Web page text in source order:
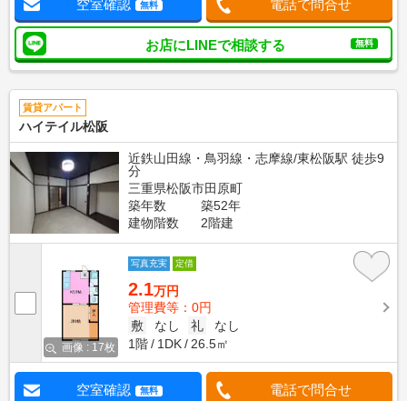
空室確認 無料 電話で問合せ
お店にLINEで相談する 無料
賃貸アパート
ハイテイル松阪
近鉄山田線・鳥羽線・志摩線/東松阪駅 徒歩9
分
三重県松阪市田原町
築年数
築52年
建物階数
2階建
画像 : 17枚
写真充実 定借
2.1万円
管理費等：0円
敷
なし 礼
なし
1階
1DK 26.5㎡
空室確認 無料 電話で問合せ